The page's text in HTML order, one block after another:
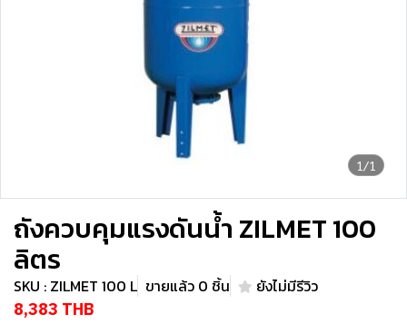
1/1
ถังควบคุมแรงดันน้ำ ZILMET 100
ลิตร
SKU : ZILMET 100 L ขายแล้ว 0 ชิ้น ยังไม่มีรีวิว
8,383 THB